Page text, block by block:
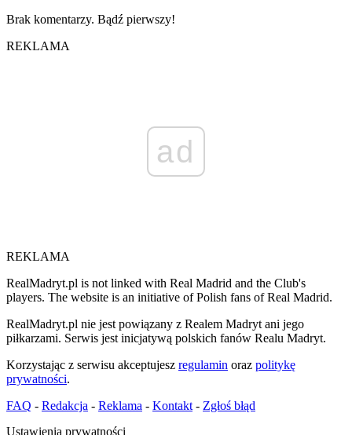
Brak komentarzy. Bądź pierwszy!
REKLAMA
ad
REKLAMA
RealMadryt.pl is not linked with Real Madrid and the Club's
players. The website is an initiative of Polish fans of Real Madrid.
RealMadryt.pl nie jest powiązany z Realem Madryt ani jego
piłkarzami. Serwis jest inicjatywą polskich fanów Realu Madryt.
Korzystając z serwisu akceptujesz regulamin oraz politykę
prywatności.
FAQ - Redakcja - Reklama - Kontakt - Zgłoś błąd
Ustawienia prywatności